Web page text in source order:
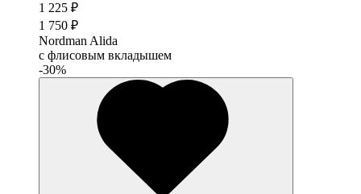
1 225 ₽
1 750 ₽
Nordman Alida
с флисовым вкладышем
-30%